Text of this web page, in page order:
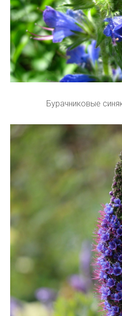
Бурачниковые